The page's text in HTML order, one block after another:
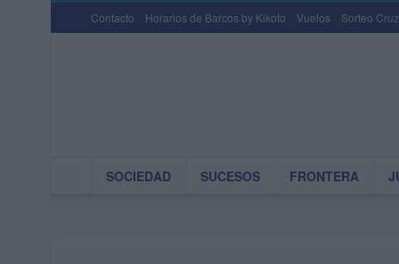
Contacto Horarios de Barcos by Kikoto Vuelos Sorteo
SOCIEDAD SUCESOS FRONTERA